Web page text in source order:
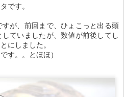
です。
が、前回まで、ひょこっと出る頭
ていましたが、数値が前後してし
にしました。
す。。とほほ）